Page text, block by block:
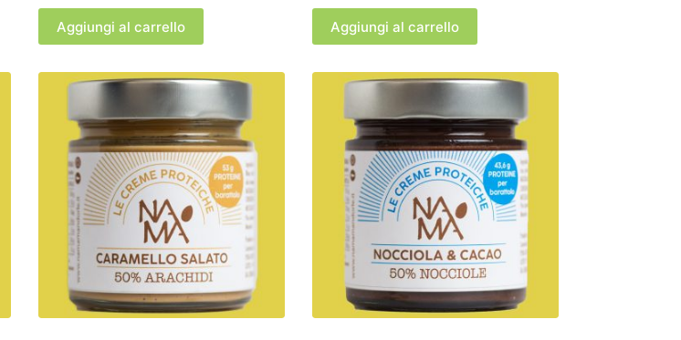
Aggiungi al carrello Aggiungi al carrello